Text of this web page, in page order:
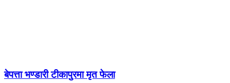
बेपत्ता भण्डारी टीकापुरमा मृत फेला